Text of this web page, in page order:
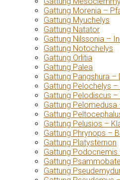
Gattung Morenia –
Gattung Myuchelys
Gattung Natator
Gattung Nilssonia –
Gattung Notochelys
Gattung Orlitia
Gattung Palea
Gattung Pangshura –
Gattung Pelochelys
Gattung Pelodiscus
Gattung
Gattung
Gattung Pelusios –
Gattung Phrynops –
Gattung Platysternon
Gattung
Gattung
Gattung